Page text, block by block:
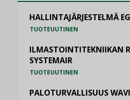
HALLINTAJÄRJESTELMÄ EG
TUOTEUUTINEN
ILMASTOINTITEKNIIKAN
SYSTEMAIR
TUOTEUUTINEN
PALOTURVALLISUUS